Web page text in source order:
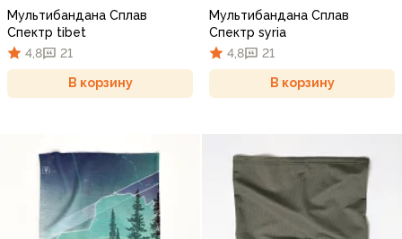
Мультибандана Сплав
Спектр tibet
4,8
21
В корзину
Мультибандана Сплав
Спектр syria
4,8
21
В корзину